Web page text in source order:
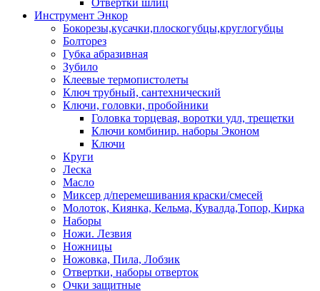
Отвертки шлиц
Инструмент Энкор
Бокорезы,кусачки,плоскогубцы,круглогубцы
Болторез
Губка абразивная
Зубило
Клеевые термопистолеты
Ключ трубный, сантехнический
Ключи, головки, пробойники
Головка торцевая, воротки удл, трещетки
Ключи комбинир. наборы Эконом
Ключи
Круги
Леска
Масло
Миксер д/перемешивания краски/смесей
Молоток, Киянка, Кельма, Кувалда,Топор, Кирка
Наборы
Ножи. Лезвия
Ножницы
Ножовка, Пила, Лобзик
Отвертки, наборы отверток
Очки защитные